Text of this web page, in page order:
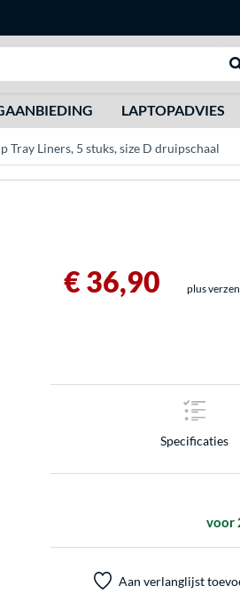
LAPTOPADVIES
Tray Liners, 5 stuks, size D druipschaal
€ 36,90 plus
Specificaties
voor
Aan verlanglijst